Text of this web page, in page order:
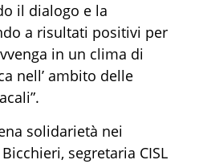
il dialogo e la
a risultati positivi per
in un clima di
nell’ ambito delle
solidarietà nei
segretaria CISL